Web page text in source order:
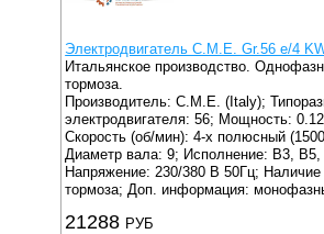
Электродвигатель C.M.E. Gr.56 e/4
Итальянское производство.
тормоза.
Производитель: C.M.E. (Italy);
электродвигателя: 56; Мощность:
Скорость (об/мин): 4-х полюсный
Диаметр вала: 9; Исполнение: B3, B5,
Напряжение: 230/380 В 50Гц; Наличие
тормоза; Доп. информация:
21288 РУБ